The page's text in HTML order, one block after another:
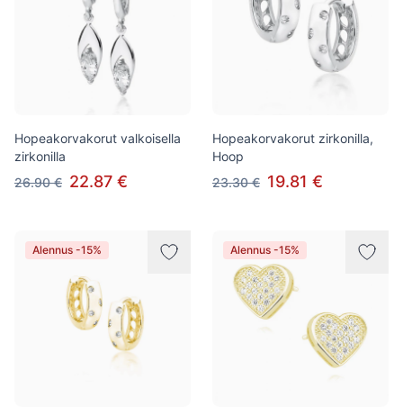
Hopeakorvakorut valkoisella
zirkonilla
26.90 € 22.87 €
Hopeakorvakorut zirkonilla,
Hoop
23.30 € 19.81 €
Alennus -15% Alennus -15%